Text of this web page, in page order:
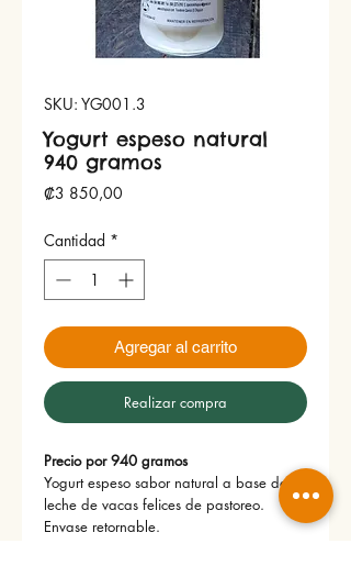
SKU: YG001.3
Yogurt espeso natural
940 gramos
₡3 850,00
Cantidad *
Agregar al carrito
Realizar compra
Precio por 940 gramos
Yogurt espeso sabor natural a base de
leche de vacas felices de pastoreo.
Envase retornable.